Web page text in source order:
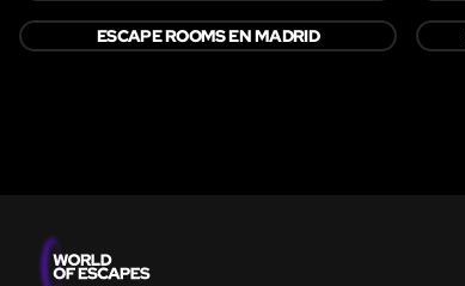
ESCAPE ROOMS EN MADRID